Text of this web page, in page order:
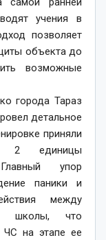
учения в
позволяет
объекта до
возможные
города Тараз
детальное
приняли
2 единицы
упор
паники и
между
школы, что
ЧС на этапе ее